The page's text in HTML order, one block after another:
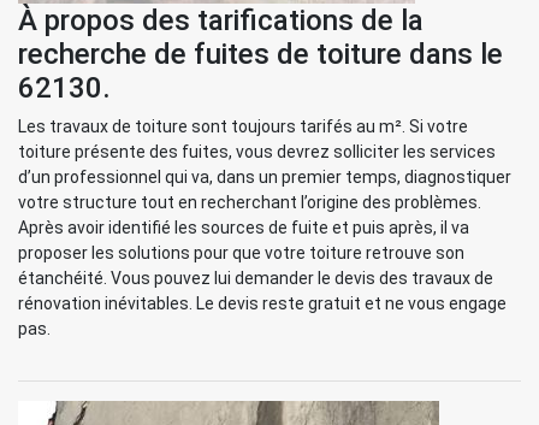
À propos des tarifications de la
recherche de fuites de toiture dans le
62130.
Les travaux de toiture sont toujours tarifés au m². Si votre
toiture présente des fuites, vous devrez solliciter les services
d’un professionnel qui va, dans un premier temps, diagnostiquer
votre structure tout en recherchant l’origine des problèmes.
Après avoir identifié les sources de fuite et puis après, il va
proposer les solutions pour que votre toiture retrouve son
étanchéité. Vous pouvez lui demander le devis des travaux de
rénovation inévitables. Le devis reste gratuit et ne vous engage
pas.